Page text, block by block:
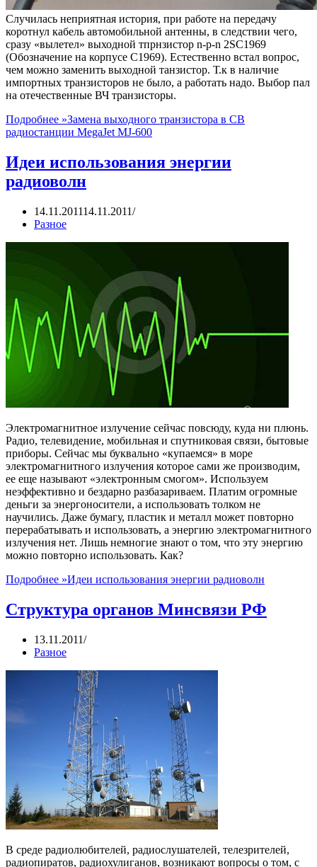
Случилась неприятная история, при работе на передачу
коротнул кабель автомобильной антенны, в следствии чего,
сразу «вылетел» выходной тпрнзистор n-p-n 2SC1969
(Обозначение на корпусе C1969). Естественно встал вопрос,
чем можно заменить выходной танзистор. Т.к в наличие
импортных транзисторов не было, а работать надо. Выбор пал
на отечественные ВЧ транзисторы.
Подробнее »Замена выходного транзистора в CB
радиостанции MegaJet MJ-600
Идеи использования энергии
радиоволн
14.11.201114.11.2011
Разное
Электромагнитное излучение сейчас повсюду, куда ни плюнь.
Радио, телевидение, мобильная и спутниковая связи, бытовые
приборы. Сейчас мы буквально «купаемся» в море
электромагнитного излучения которое сами же производим,
ее еще называют «электронным смогом». Используем
неэффективно и бездарно разбазариваем. Платим огромные
деньги за энергоносители, а использовать толком не
научились. Даже бумагу, пластик и металл может повторно
перерабатывать и использовать, а энергию электромагнитного
излучения нет. Лишь немногие знают о том, что эту энергию
можно повторно использовать. Как?
Подробнее »Идеи использования энергии радиоволн
Структура органов Минсвязи РФ
13.11.2011
Разное
В среде радиолюбителей, радиослушателей, телезрителей,
радиопиратов, радиохулиганов, возникают вопросы о том, с